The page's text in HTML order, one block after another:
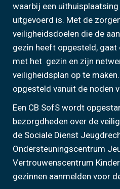
waarbij een
uitgevoerd is. Met de
veiligheidsdoelen die de
gezin heeft opgesteld,
met het gezin en zijn
veiligheidsplan op te
opgesteld vanuit de noden
Een CB SofS wordt
bezorgdheden over de
de Sociale Dienst
Ondersteuningscentrum
Vertrouwenscentrum
gezinnen aanmelden voor